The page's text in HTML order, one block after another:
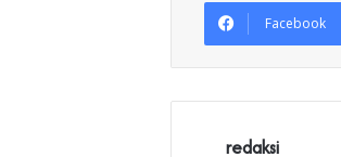
Facebook
redaksi